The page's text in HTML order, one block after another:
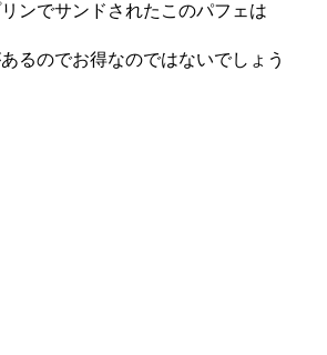
ンでサンドされたこのパフェは
るのでお得なのではないでしょう